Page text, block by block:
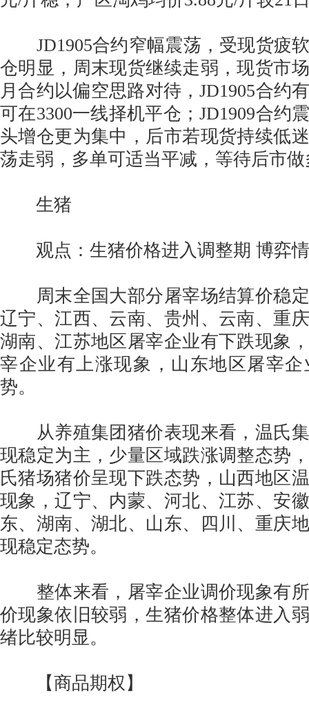
JD1905合约窄幅震荡，受现货疲
仓明显，周末现货继续走弱，现货市
月合约以偏空思路对待，JD1905合约
可在3300一线择机平仓；JD1909合约
头增仓更为集中，后市若现货持续低
荡走弱，多单可适当平减，等待后市
生猪
观点：生猪价格进入调整期 博弈
周末全国大部分屠宰场结算价稳定
辽宁、江西、云南、贵州、云南、重
湖南、江苏地区屠宰企业有下跌现象
宰企业有上涨现象，山东地区屠宰
势。
从养殖集团猪价表现来看，温氏集
现稳定为主，少量区域跌涨调整态势
氏猪场猪价呈现下跌态势，山西地区
现象，辽宁、内蒙、河北、江苏、安
东、湖南、湖北、山东、四川、重庆
现稳定态势。
整体来看，屠宰企业调价现象有所
价现象依旧较弱，生猪价格整体进入
绪比较明显。
【商品期权】